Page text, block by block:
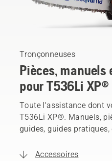
Tronçonneuses
Pièces, manuels
pour T536Li XP®
Toute l'assistance dont
T536Li XP®. Manuels,
guides, guides pratiques,
Accessoires